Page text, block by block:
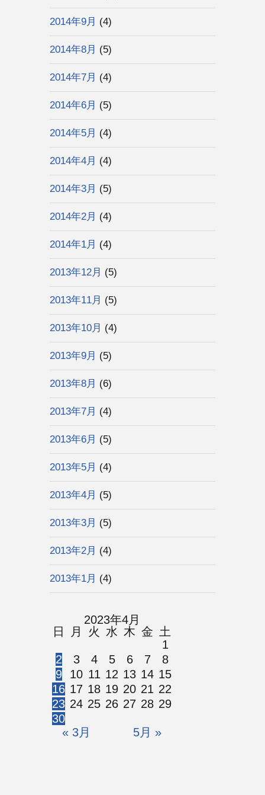
2014年9月 (4)
2014年8月 (5)
2014年7月 (4)
2014年6月 (5)
2014年5月 (4)
2014年4月 (4)
2014年3月 (5)
2014年2月 (4)
2014年1月 (4)
2013年12月 (5)
2013年11月 (5)
2013年10月 (4)
2013年9月 (5)
2013年8月 (6)
2013年7月 (4)
2013年6月 (5)
2013年5月 (4)
2013年4月 (5)
2013年3月 (5)
2013年2月 (4)
2013年1月 (4)
2023年4月
日
月 火 水 木 金 土
« 3月 5月 »
1
2
3 4 5 6 7
8
9
10 11 12 13 14 15
16 17 18 19 20 21 22
23 24 25 26 27 28 29
30